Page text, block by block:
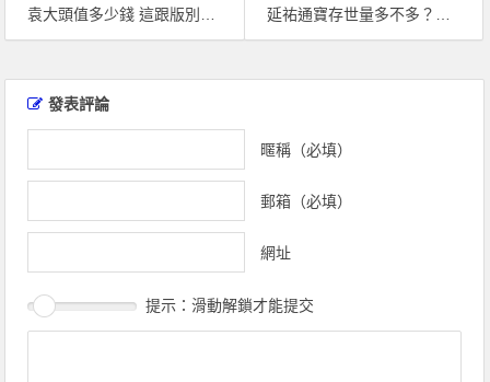
袁大頭值多少錢 這跟版別有很大關係
延祐通寶存世量多不多？延祐通寶有沒有收藏價值？
發表評論
暱稱（必填）
郵箱（必填）
網址
提示：滑動解鎖才能提交